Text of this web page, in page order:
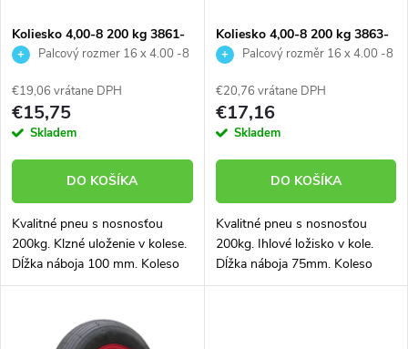
e
p
r
o
d
u
s
p
r
o
d
u
k
Koliesko 4,00-8 200 kg 3861-
03
Palcový rozmer 16 x 4.00 -8
€19,06 vrátane DPH
€15,75
Skladem
DO KOŠÍKA
Kvalitné pneu s nosnosťou
200kg. Klzné uloženie v kolese.
Dĺžka náboja 100 mm. Koleso
vhodné aj na stavebný fúrik
Koliesko 4,00-8 200 kg 3863-
05
Palcový rozměr 16 x 4.00 -8
€20,76 vrátane DPH
€17,16
Skladem
DO KOŠÍKA
Kvalitné pneu s nosnosťou
200kg. Ihlové ložisko v kole.
Dĺžka náboja 75mm. Koleso
vhodné aj na stavebný fúrik